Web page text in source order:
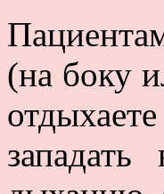
(на боку